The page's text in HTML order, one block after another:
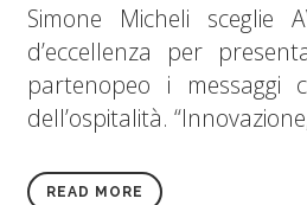
Simone Micheli sceglie
d’eccellenza per
partenopeo i messaggi
dell’ospitalità.
READ MORE